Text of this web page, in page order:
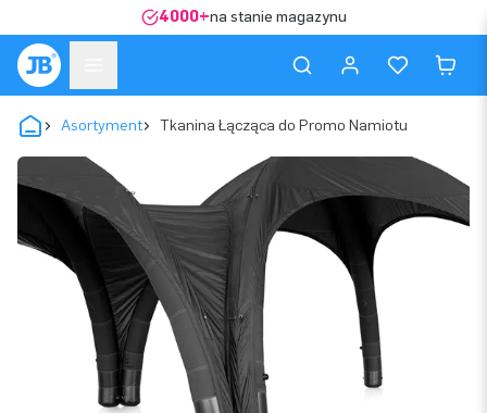
4000+na stanie magazynu
Asortyment Tkanina Łącząca do Promo Namiotu